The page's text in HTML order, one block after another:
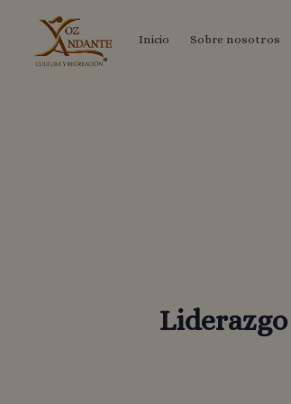
Inicio Sobre nosotros
Liderazgo